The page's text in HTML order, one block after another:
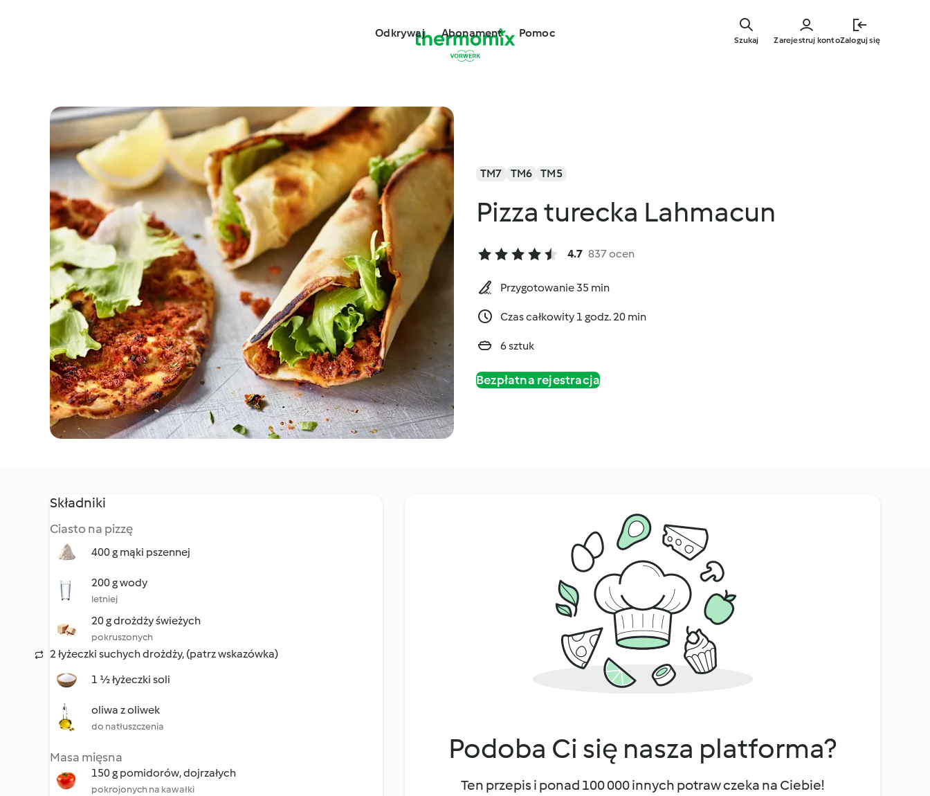
głównej
Odkrywaj Abonament Pomoc
Zarejestruj kontoZaloguj się
Szukaj
TM7 TM6 TM5
Pizza turecka Lahmacun
4.7 837 ocen
Przygotowanie 35 min
Czas całkowity 1 godz. 20 min
6 sztuk
Bezpłatna rejestracja
Składniki
Ciasto na pizzę
400 g mąki pszennej
200 g wody
letniej
20 g drożdży świeżych
pokruszonych
2 łyżeczki suchych drożdży, (patrz wskazówka)
1 ½ łyżeczki soli
oliwa z oliwek
do natłuszczenia
Masa mięsna
150 g pomidorów, dojrzałych
pokrojonych na kawałki
Podoba Ci się nasza platforma?
Ten przepis i ponad 100 000 innych potraw czeka na Ciebie!